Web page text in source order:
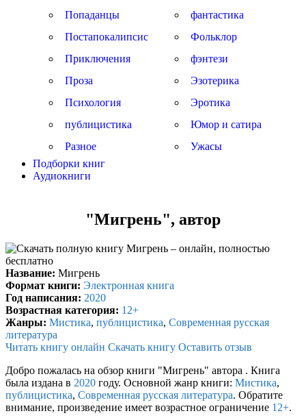
Попаданцы
Постапокалипсис
Приключения
Проза
Психология
публицистика
Разное
фантастика
Фольклор
фэнтези
Эзотерика
Эротика
Юмор и сатира
Ужасы
Подборки книг
Аудиокниги
"Мигрень", автор
Название: Мигрень
Формат книги: Электронная книга
Год написания: 2020
Возрастная категория: 12+
Жанры: Мистика, публицистика, Современная русская
литература
Читать книгу онлайн Скачать книгу Оставить отзыв
Добро пожалась на обзор книги "Мигрень" автора . Книга
была издана в 2020 году. Основной жанр книги: Мистика,
публицистика, Современная русская литература. Обратите
внимание, произведение имеет возрастное ограничение 12+.